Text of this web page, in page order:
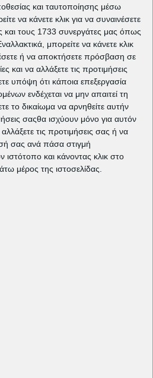
και ταυτοποίησης μέσω
να κάνετε κλικ για να συναινέσετε
και τους 1733 συνεργάτες μας όπως
μπορείτε να κάνετε κλικ
ή να αποκτήσετε πρόσβαση σε
και να αλλάξετε τις προτιμήσεις
υπόψη ότι κάποια επεξεργασία
ενδέχεται να μην απαιτεί τη
το δικαίωμα να αρνηθείτε αυτήν
σαςθα ισχύουν μόνο για αυτόν
τις προτιμήσεις σας ή να
σας ανά πάσα στιγμή
ιστότοπο και κάνοντας κλικ στο
μέρος της ιστοσελίδας.
προβολών
τέρατα δεν είναι αυτά
| EDITORIAL
προς την
τη σύνδεση των